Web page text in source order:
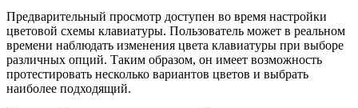
Предварительный просмотр доступен во время настройки
цветовой схемы клавиатуры. Пользователь может в реальном
времени наблюдать изменения цвета клавиатуры при выборе
различных опций. Таким образом, он имеет возможность
протестировать несколько вариантов цветов и выбрать
наиболее подходящий.